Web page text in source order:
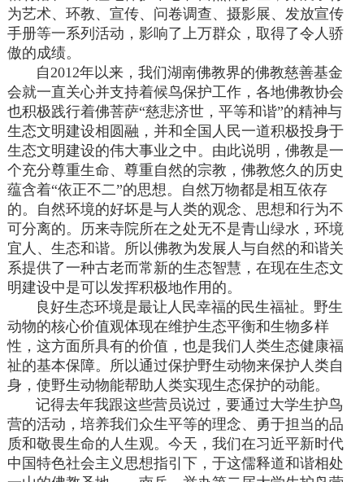
为艺术、环教、宣传、问卷调查、摄影展、发放宣传
手册等一系列活动，影响了上万群众，取得了令人骄
傲的成绩。
自2012年以来，我们湖南佛教界的佛教慈善基金
会就一直关心并支持着候鸟保护工作，各地佛教协会
也积极践行着佛菩萨“慈悲济世，平等和谐”的精神与
生态文明建设相圆融，并和全国人民一道积极投身于
生态文明建设的伟大事业之中。由此说明，佛教是一
个充分尊重生命、尊重自然的宗教，佛教悠久的历史
蕴含着“依正不二”的思想。自然万物都是相互依存
的。自然环境的好坏是与人类的观念、思想和行为不
可分离的。历来寺院所在之处无不是青山绿水，环境
宜人、生态和谐。所以佛教为发展人与自然的和谐关
系提供了一种古老而常新的生态智慧，在现在生态文
明建设中是可以发挥积极地作用的。
良好生态环境是最让人民幸福的民生福祉。野生
动物的核心价值观体现在维护生态平衡和生物多样
性，这方面所具有的价值，也是我们人类生态健康福
祉的基本保障。所以通过保护野生动物来保护人类自
身，使野生动物能帮助人类实现生态保护的动能。
记得去年我跟这些营员说过，要通过大学生护鸟
营的活动，培养我们众生平等的理念、勇于担当的品
质和敬畏生命的人生观。今天，我们在习近平新时代
中国特色社会主义思想指引下，于这儒释道和谐相处